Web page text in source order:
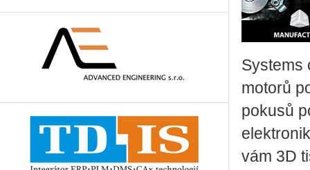
Systems
motorů
pokusů
vám 3D